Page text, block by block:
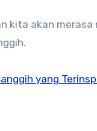
kita akan
yang